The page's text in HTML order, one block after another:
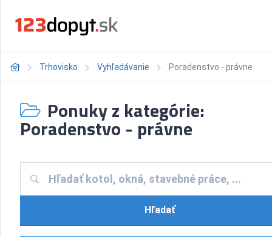
Trhovisko Vyhľadávanie Poradenstvo - právne
Ponuky z kategórie:
Poradenstvo - právne
Hľadať